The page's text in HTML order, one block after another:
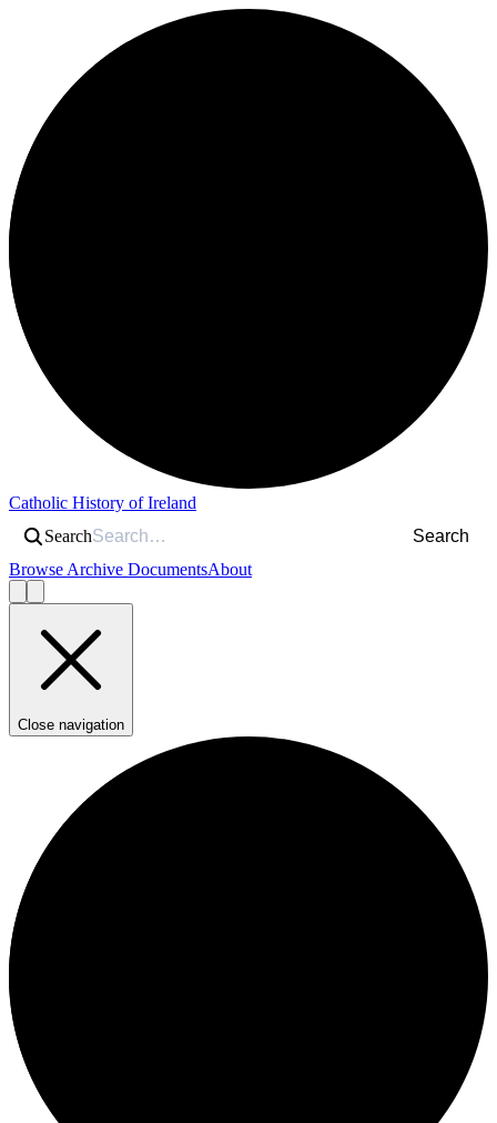
Catholic History of Ireland
Search
Search
Browse Archive DocumentsAbout
Close navigation